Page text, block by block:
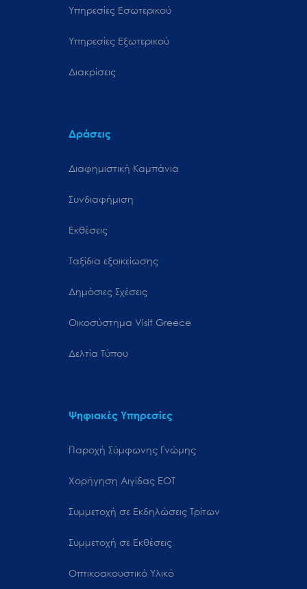
Υπηρεσίες Εσωτερικού
Υπηρεσίες Εξωτερικού
Διακρίσεις
Δράσεις
Διαφημιστική Καμπάνια
Συνδιαφήμιση
Εκθέσεις
Ταξίδια εξοικείωσης
Δημόσιες Σχέσεις
Oικοσύστημα Visit Greece
Δελτία Τύπου
Ψηφιακές Υπηρεσίες
Παροχή Σύμφωνης Γνώμης
Χορήγηση Αιγίδας ΕΟΤ
Συμμετοχή σε Εκδηλώσεις Τρίτων
Συμμετοχή σε Εκθέσεις
Οπτικοακουστικό Υλικό